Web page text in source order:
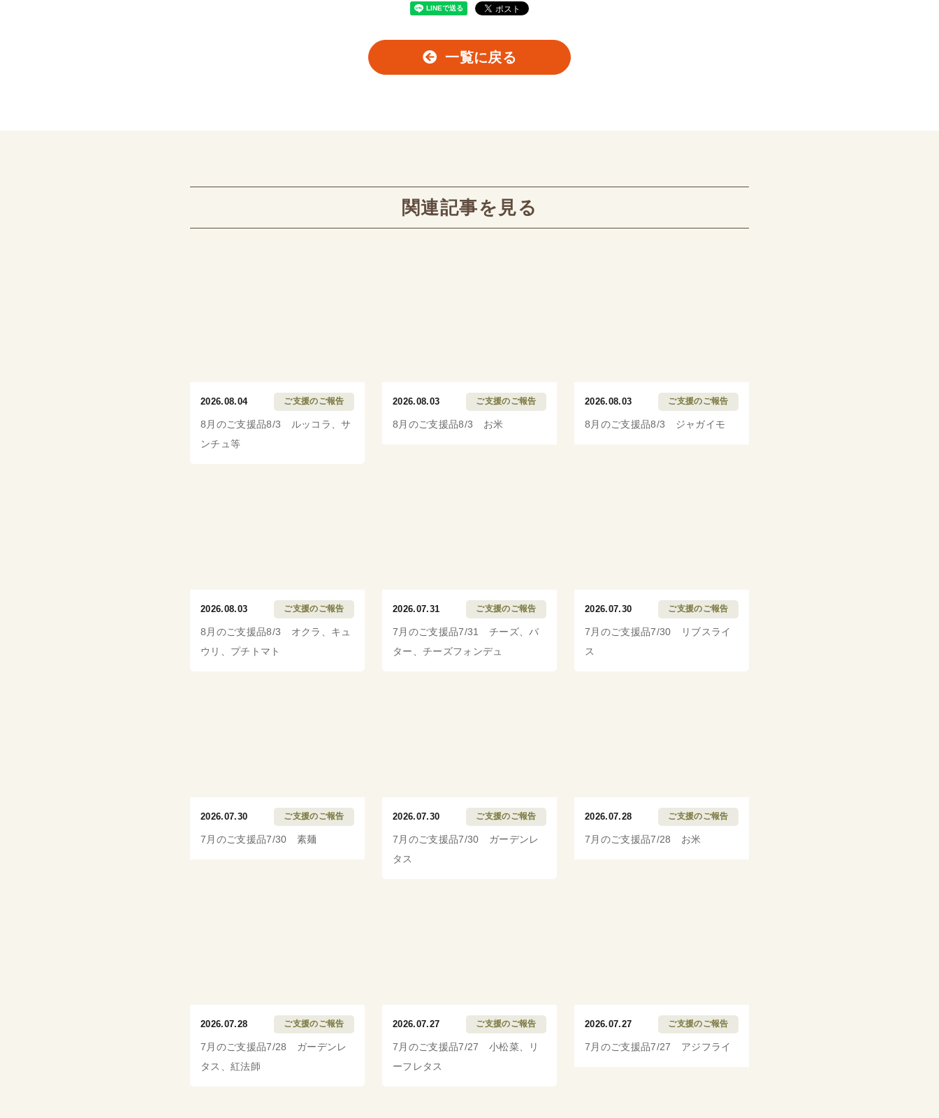
一覧に戻る
関連記事を見る
2026.08.04 ご支援のご報告
8月のご支援品8/3 ルッコラ、サ
ンチュ等
2026.08.03 ご支援のご報告
8月のご支援品8/3 お米
2026.08.03 ご支援のご報告
8月のご支援品8/3 ジャガイモ
2026.08.03 ご支援のご報告
8月のご支援品8/3 オクラ、キュ
ウリ、プチトマト
2026.07.31 ご支援のご報告
7月のご支援品7/31 チーズ、バ
ター、チーズフォンデュ
2026.07.30 ご支援のご報告
7月のご支援品7/30 リブスライ
ス
2026.07.30 ご支援のご報告
7月のご支援品7/30 素麺
2026.07.30 ご支援のご報告
7月のご支援品7/30 ガーデンレ
タス
2026.07.28 ご支援のご報告
7月のご支援品7/28 お米
2026.07.28 ご支援のご報告
7月のご支援品7/28 ガーデンレ
タス、紅法師
2026.07.27 ご支援のご報告
7月のご支援品7/27 小松菜、リ
ーフレタス
2026.07.27 ご支援のご報告
7月のご支援品7/27 アジフライ